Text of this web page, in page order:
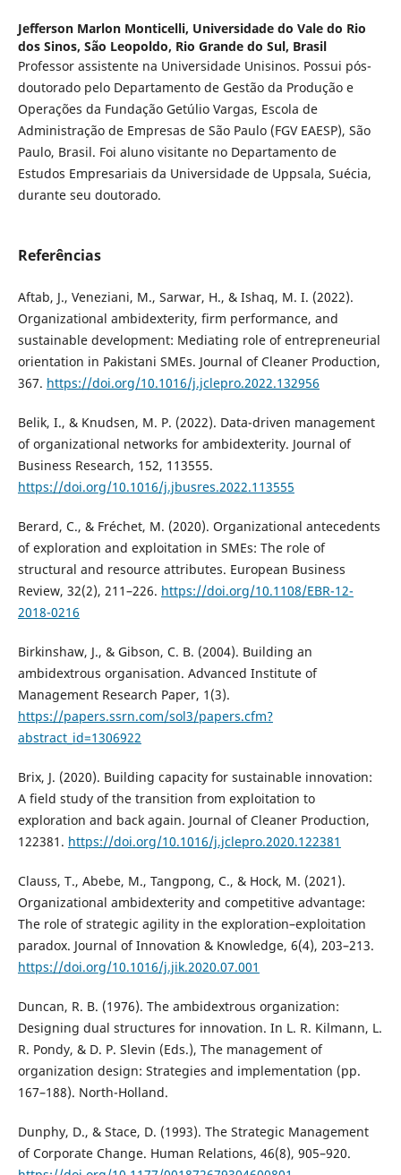
Jefferson Marlon Monticelli, Universidade do Vale do Rio
dos Sinos, São Leopoldo, Rio Grande do Sul, Brasil
Professor assistente na Universidade Unisinos. Possui pós-
doutorado pelo Departamento de Gestão da Produção e
Operações da Fundação Getúlio Vargas, Escola de
Administração de Empresas de São Paulo (FGV EAESP), São
Paulo, Brasil. Foi aluno visitante no Departamento de
Estudos Empresariais da Universidade de Uppsala, Suécia,
durante seu doutorado.
Referências
Aftab, J., Veneziani, M., Sarwar, H., & Ishaq, M. I. (2022).
Organizational ambidexterity, firm performance, and
sustainable development: Mediating role of entrepreneurial
orientation in Pakistani SMEs. Journal of Cleaner Production,
367. https://doi.org/10.1016/j.jclepro.2022.132956
Belik, I., & Knudsen, M. P. (2022). Data-driven management
of organizational networks for ambidexterity. Journal of
Business Research, 152, 113555.
https://doi.org/10.1016/j.jbusres.2022.113555
Berard, C., & Fréchet, M. (2020). Organizational antecedents
of exploration and exploitation in SMEs: The role of
structural and resource attributes. European Business
Review, 32(2), 211–226. https://doi.org/10.1108/EBR-12-
2018-0216
Birkinshaw, J., & Gibson, C. B. (2004). Building an
ambidextrous organisation. Advanced Institute of
Management Research Paper, 1(3).
https://papers.ssrn.com/sol3/papers.cfm?
abstract_id=1306922
Brix, J. (2020). Building capacity for sustainable innovation:
A field study of the transition from exploitation to
exploration and back again. Journal of Cleaner Production,
122381. https://doi.org/10.1016/j.jclepro.2020.122381
Clauss, T., Abebe, M., Tangpong, C., & Hock, M. (2021).
Organizational ambidexterity and competitive advantage:
The role of strategic agility in the exploration–exploitation
paradox. Journal of Innovation & Knowledge, 6(4), 203–213.
https://doi.org/10.1016/j.jik.2020.07.001
Duncan, R. B. (1976). The ambidextrous organization:
Designing dual structures for innovation. In L. R. Kilmann, L.
R. Pondy, & D. P. Slevin (Eds.), The management of
organization design: Strategies and implementation (pp.
167–188). North-Holland.
Dunphy, D., & Stace, D. (1993). The Strategic Management
of Corporate Change. Human Relations, 46(8), 905–920.